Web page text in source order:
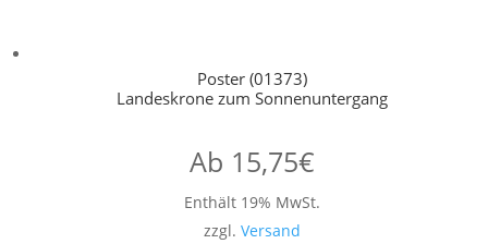
Poster (01373)
Landeskrone zum Sonnenuntergang
Ab 15,75€
Enthält 19% MwSt.
zzgl. Versand